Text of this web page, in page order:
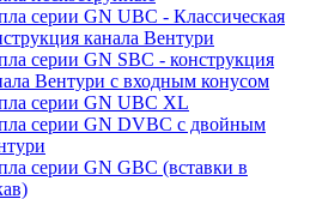
серии GN UBC - Классическая
канала Вентури
серии GN SBC - конструкция
Вентури c входным конусом
серии GN UBC XL
серии GN DVBC с двойным
серии GN GBC (вставки в